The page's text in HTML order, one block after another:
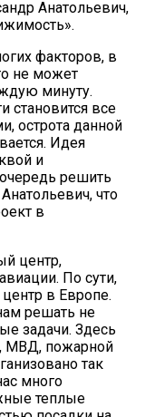
Анатольевич,
факторов, в
не может
минуту.
становится все
острота данной
Идея
и
решить
что
в
центр,
По сути,
в Европе.
решать не
задачи. Здесь
МВД, пожарной
так
много
теплые